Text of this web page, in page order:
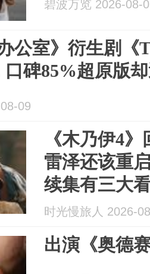
碧波万览 2026-08-
公室》衍生剧《
口碑85%超原版
09
《木乃伊4
雷泽还该重
续集有三大
时光慢旅人 2026-
出演《奥德